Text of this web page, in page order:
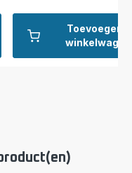
Toevoegen